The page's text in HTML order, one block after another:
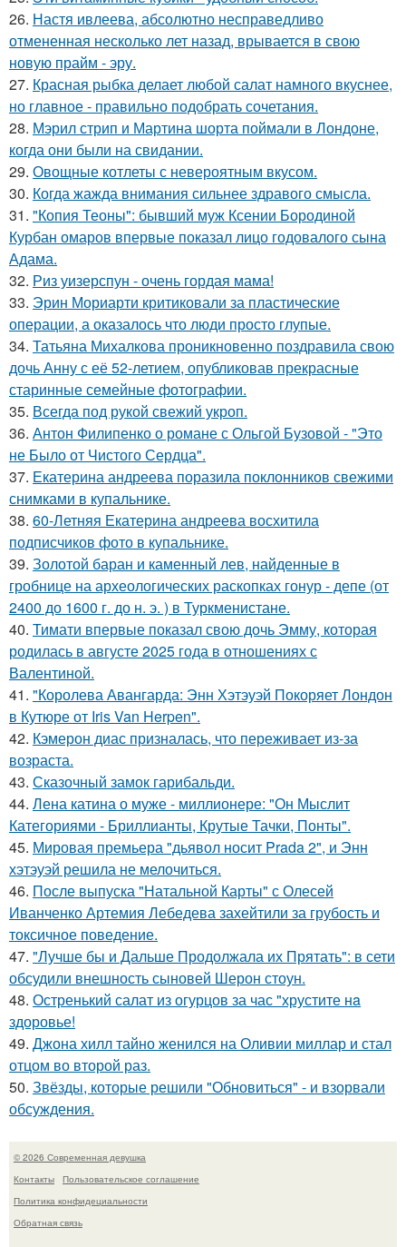
26. Настя ивлеева, абсолютно несправедливо
отмененная несколько лет назад, врывается в свою
новую прайм - эру.
27. Красная рыбка делает любой салат намного вкуснее,
но главное - правильно подобрать сочетания.
28. Мэрил стрип и Мартина шорта поймали в Лондоне,
когда они были на свидании.
29. Овощные котлеты с невероятным вкусом.
30. Когда жажда внимания сильнее здравого смысла.
31. "Копия Теоны": бывший муж Ксении Бородиной
Курбан омаров впервые показал лицо годовалого сына
Адама.
32. Риз уизерспун - очень гордая мама!
33. Эрин Мориарти критиковали за пластические
операции, а оказалось что люди просто глупые.
34. Татьяна Михалкова проникновенно поздравила свою
дочь Анну с её 52-летием, опубликовав прекрасные
старинные семейные фотографии.
35. Всегда под рукой свежий укроп.
36. Антон Филипенко о романе с Ольгой Бузовой - "Это
не Было от Чистого Сердца".
37. Екатерина андреева поразила поклонников свежими
снимками в купальнике.
38. 60-Летняя Екатерина андреева восхитила
подписчиков фото в купальнике.
39. Золотой баран и каменный лев, найденные в
гробнице на археологических раскопках гонур - депе (от
2400 до 1600 г. до н. э. ) в Туркменистане.
40. Тимати впервые показал свою дочь Эмму, которая
родилась в августе 2025 года в отношениях с
Валентиной.
41. "Королева Авангарда: Энн Хэтэуэй Покоряет Лондон
в Кутюре от Iris Van Herpen".
42. Кэмерон диас призналась, что переживает из-за
возраста.
43. Сказочный замок гарибальди.
44. Лена катина о муже - миллионере: "Он Мыслит
Категориями - Бриллианты, Крутые Тачки, Понты".
45. Мировая премьера "дьявол носит Prada 2", и Энн
хэтэуэй решила не мелочиться.
46. После выпуска "Натальной Карты" с Олесей
Иванченко Артемия Лебедева захейтили за грубость и
токсичное поведение.
47. "Лучше бы и Дальше Продолжала их Прятать": в сети
обсудили внешность сыновей Шерон стоун.
48. Остренький салат из огурцов за час "хрустите нa
здоровье!
49. Джона хилл тайно женился на Оливии миллар и стал
отцом во второй раз.
50. Звёзды, которые решили "Обновиться" - и взорвали
обсуждения.
© 2026 Современная девушка
Контакты
Пользовательское соглашение
Политика конфидециальности
Обратная связь